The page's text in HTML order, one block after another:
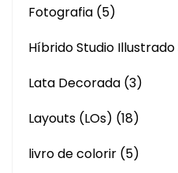
Fotografia (5)
Híbrido Studio Illustrado
Lata Decorada (3)
Layouts (LOs) (18)
livro de colorir (5)